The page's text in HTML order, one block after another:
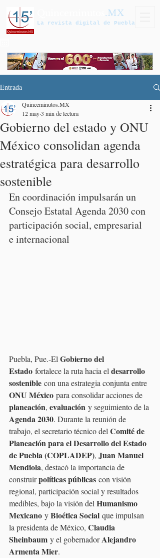
.MX
La revista digital de Puebla
Entrada
Gobierno del estado y ONU
México consolidan agenda
estratégica para desarrollo
sostenible
Quinceminutos.MX
12 may3 min de lectura
En coordinación impulsarán un
Consejo Estatal Agenda 2030 con
participación social, empresarial
e internacional
Puebla, Pue.-El Gobierno del
Estado fortalece la ruta hacia el desarrollo
sostenible con una estrategia conjunta entre
ONU México para consolidar acciones de
planeación, evaluación y seguimiento de la
Agenda 2030. Durante la reunión de
trabajo, el secretario técnico del Comité de
Planeación para el Desarrollo del Estado
de Puebla (COPLADEP), Juan Manuel
Mendiola, destacó la importancia de
construir políticas públicas con visión
regional, participación social y resultados
medibles, bajo la visión del Humanismo
Mexicano y Bioética Social que impulsan
la presidenta de México, Claudia
Sheinbaum y el gobernador Alejandro
Armenta Mier.